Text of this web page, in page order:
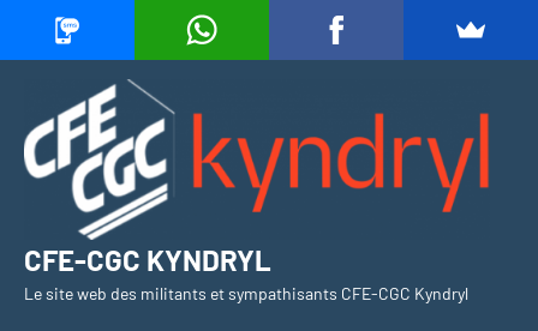
contenu
CFE-CGC KYNDRYL
Le site web des militants et sympathisants CFE-CGC Kyndryl